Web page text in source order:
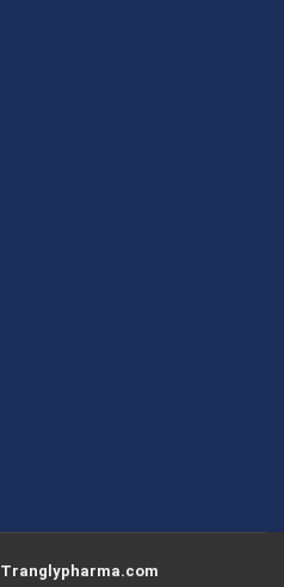
Tranglypharma.com